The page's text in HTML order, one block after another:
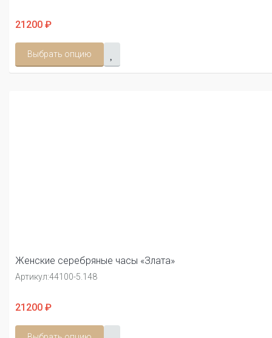
21200 ₽
Выбрать опцию
Женские серебряные часы «Злата»
Артикул:44100-5.148
21200 ₽